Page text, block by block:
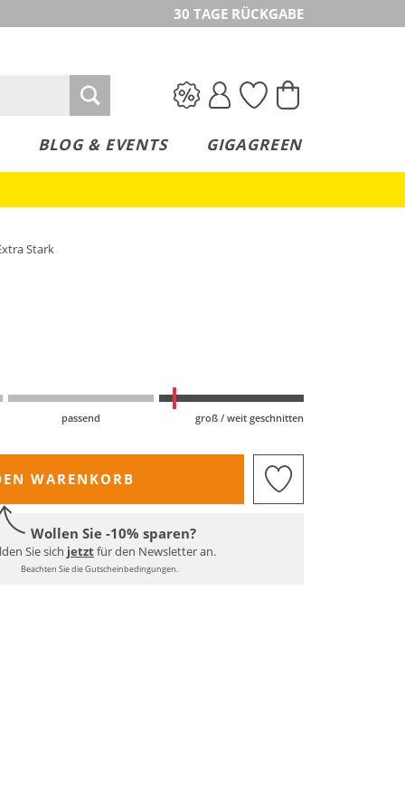
30 TAGE RÜCKGABE
BLOG & EVENTS GIGAGREEN
Stark
passend groß / weit geschnitten
WARENKORB
Wollen Sie -10% sparen?
Sie sich jetztfür den Newsletter an.
Beachten Sie die Gutscheinbedingungen.